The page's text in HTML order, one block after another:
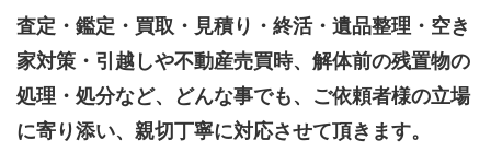
査定・鑑定・買取・見積り・終活・遺品整理・空き
家対策・引越しや不動産売買時、解体前の残置物の
処理・処分など、どんな事でも、 ご依頼者様の立場
に寄り添い、親切丁寧に対応させて頂きます。